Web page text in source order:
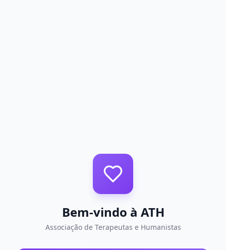
Bem-vindo à ATH
Associação de Terapeutas e Humanistas